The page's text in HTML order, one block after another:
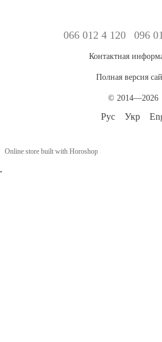
066 012 4 120 096
Контактная
Полная версия
© 2014—2026
Рус Укр
Online store built with Horoshop
,